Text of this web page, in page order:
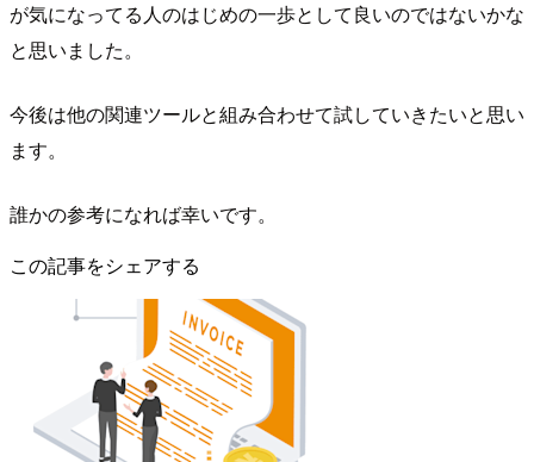
が気になってる人のはじめの一歩として良いのではないかな
と思いました。
今後は他の関連ツールと組み合わせて試していきたいと思い
ます。
誰かの参考になれば幸いです。
この記事をシェアする